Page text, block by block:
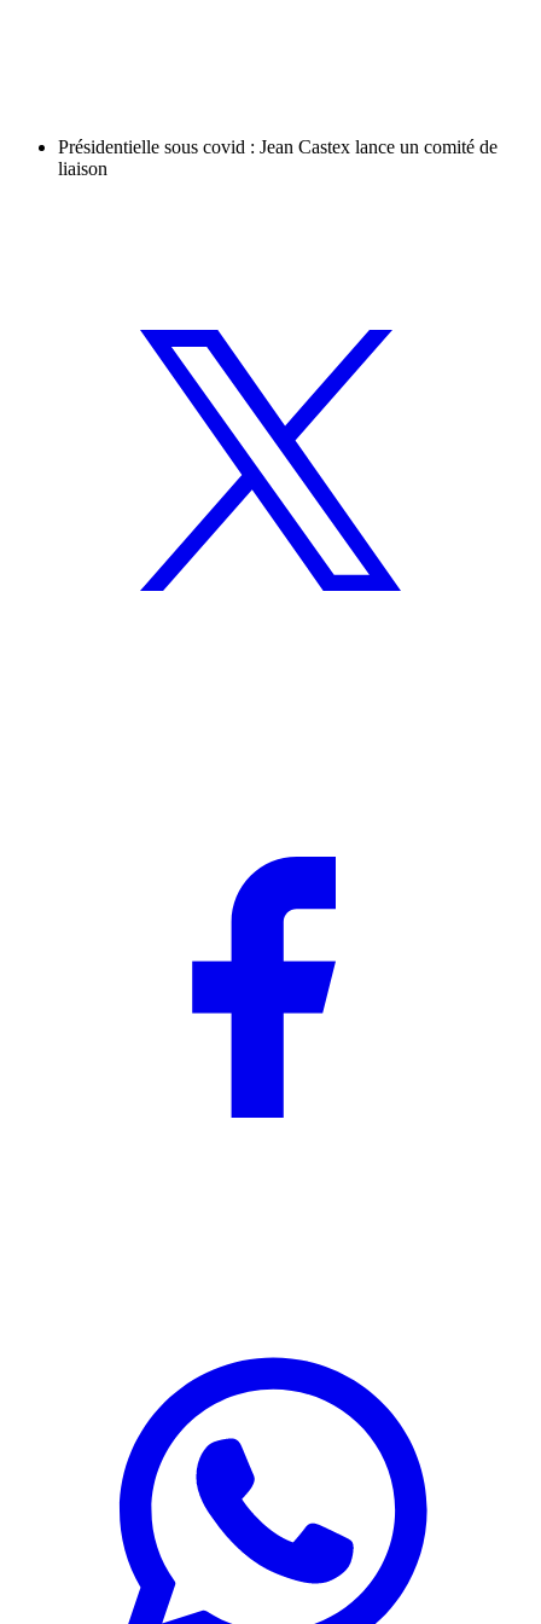
Présidentielle sous covid : Jean Castex lance un comité de
liaison